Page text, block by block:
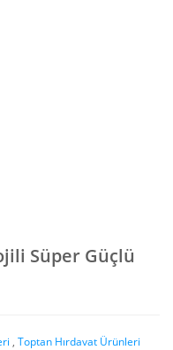
Süper Güçlü
,Toptan Hırdavat Ürünleri